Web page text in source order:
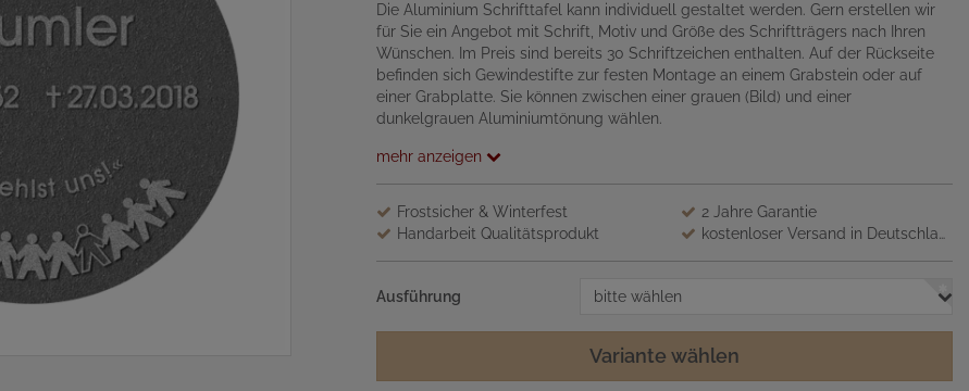
Die Aluminium Schrifttafel kann individuell gestaltet werden. Gern erstellen wir
für Sie ein Angebot mit Schrift, Motiv und Größe des Schriftträgers nach Ihren
Wünschen. Im Preis sind bereits 30 Schriftzeichen enthalten. Auf der Rückseite
befinden sich Gewindestifte zur festen Montage an einem Grabstein oder auf
einer Grabplatte. Sie können zwischen einer grauen (Bild) und einer
dunkelgrauen Aluminiumtönung wählen.
mehr anzeigen
Frostsicher & Winterfest
2 Jahre Garantie
Handarbeit Qualitätsprodukt
kostenloser Versand in Deutschland
Ausführung bitte wählen
Variante wählen